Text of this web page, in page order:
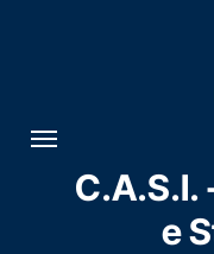
C.A.S.I.
e